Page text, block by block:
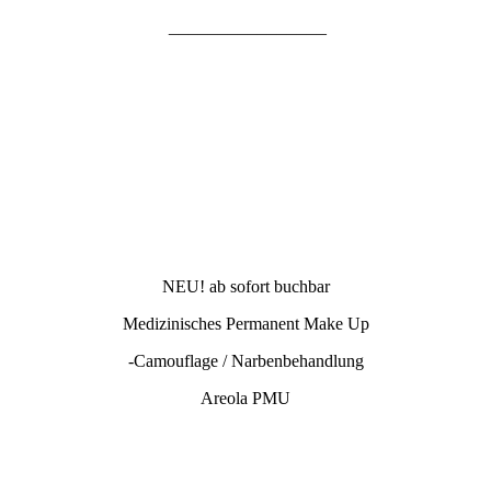
NEU! ab sofort buchbar
Medizinisches Permanent Make Up
-Camouflage / Narbenbehandlung
Areola PMU